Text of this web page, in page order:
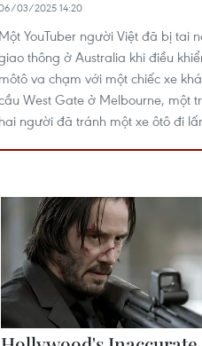
03/2025 14:20
Một YouTuber người Việt đã bị tai
thông ở Australia khi điều
môtô va chạm với một chiếc xe
West Gate ở Melbourne, một
hai người đã tránh một xe ôtô đi